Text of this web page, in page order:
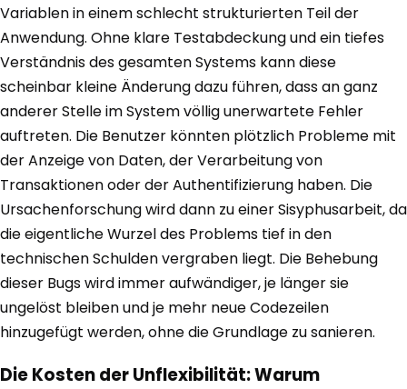
Variablen in einem schlecht strukturierten Teil der
Anwendung. Ohne klare Testabdeckung und ein tiefes
Verständnis des gesamten Systems kann diese
scheinbar kleine Änderung dazu führen, dass an ganz
anderer Stelle im System völlig unerwartete Fehler
auftreten. Die Benutzer könnten plötzlich Probleme mit
der Anzeige von Daten, der Verarbeitung von
Transaktionen oder der Authentifizierung haben. Die
Ursachenforschung wird dann zu einer Sisyphusarbeit, da
die eigentliche Wurzel des Problems tief in den
technischen Schulden vergraben liegt. Die Behebung
dieser Bugs wird immer aufwändiger, je länger sie
ungelöst bleiben und je mehr neue Codezeilen
hinzugefügt werden, ohne die Grundlage zu sanieren.
Die Kosten der Unflexibilität: Warum